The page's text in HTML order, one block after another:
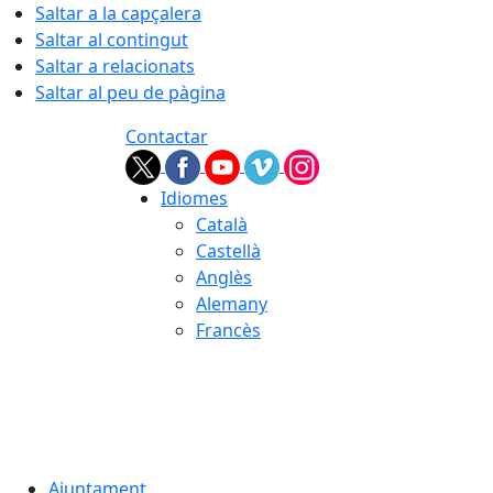
Saltar a la capçalera
Saltar al contingut
Saltar a relacionats
Saltar al peu de pàgina
Contactar
Idiomes
Català
Castellà
Anglès
Alemany
Francès